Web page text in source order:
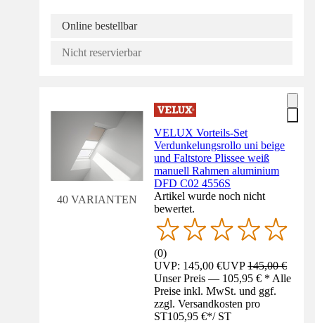
Online bestellbar
Nicht reservierbar
40 VARIANTEN
VELUX Vorteils-Set
Verdunkelungsrollo uni beige
und Faltstore Plissee weiß
manuell Rahmen aluminium
DFD C02 4556S
Artikel wurde noch nicht
bewertet.
(0)
UVP: 145,00 €UVP145,00 €
Unser Preis — 105,95 € * Alle
Preise inkl. MwSt. und ggf.
zzgl. Versandkosten pro
ST105,95 €*/ ST